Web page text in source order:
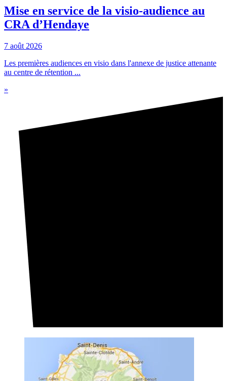
Mise en service de la visio-audience au
CRA d’Hendaye
7 août 2026
Les premières audiences en visio dans l'annexe de justice attenante
au centre de rétention ...
»